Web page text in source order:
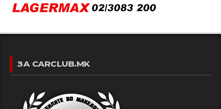
ЗА CARCLUB.MK